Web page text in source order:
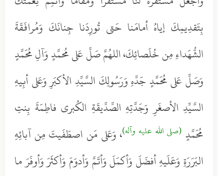
بِتَقدِيمِكَ إياهُ أمامَنا حَتى تُورِدَنا جِنانَكَ وَمُرافَقَةَ
الشُّهَداءِ مِن خُلَصائِكَ، اللهُمَّ صَلِّ عَلى مُحمَّدٍ وَآلِ مُحَمَّدٍ
وَصَلِّ عَلى مُحَمَّدٍ جَدِّهِ وَرَسُولِكَ السَّيِّدِ الأكبَرِ وَعَلى أبِيهِ
السَّيِّدِ الأصغَرِ وَجَدَّتِهِ الصِّدِّيقَةِ الكُبرى فاطِمَةَ بِنتِ
مُحَمَّدٍ (صلى الله عليه وآله)، وَعَلى مَن اصطَفَيتَ مِن آبائِهِ
البَرَرَةِ وَعَلَيهِ أفضَلَ وَأكمَلَ وَأتَمَّ وَأدوَمَ وَأكثَرَ وَأوفَرَ ما